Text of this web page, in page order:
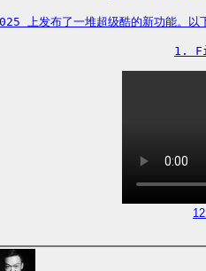
上发布了一堆超级酷的新功能。以
1.